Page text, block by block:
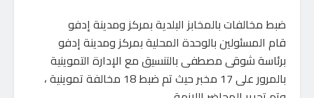
ضبط مخالفات بالمخابز البلدية بمركز ومدينة إدفو
قام المسئولين بالوحدة المحلية بمركز ومدينة إدفو
برئاسة شوقى مصطفى بالتنسيق مع الإدارة التموينية
بالمرور على 17 مخبر حيث تم ضبط 18 مخالفة تموينية ،